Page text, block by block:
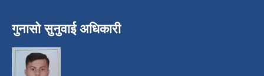
गुनासो सुनुवाई अधिकारी